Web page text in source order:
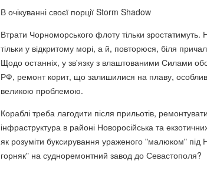
В очікуванні своєї порції Storm Shadow
Втрати Чорноморського флоту тільки зростатимуть.
тільки у відкритому морі, а й, повторюся, біля
Щодо останніх, у зв'язку з влаштованими Силами
РФ, ремонт корит, що залишилися на плаву,
великою проблемою.
Кораблі треба лагодити після прильотів,
інфраструктура в районі Новоросійська та
як розуміти буксирування ураженого "малюком"
горняк" на судноремонтний завод до Севастополя?